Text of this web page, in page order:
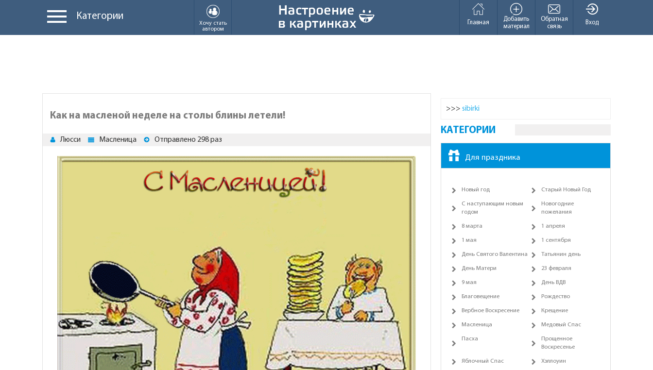
Категории
Хочу стать
автором
Вход
Обратная
связь
Добавить
материал
Главная
Как на масленой неделе на столы блины летели!
Люсси Масленица Отправлено 298 раз
>>> sibirki
КАТЕГОРИИ
Для праздника
Новый год Старый Новый Год
С наступающим новым
годом
Новогодние
пожелания
8 марта 1 апреля
1 мая 1 сентября
День Святого Валентина Татьянин день
День Матери 23 февраля
9 мая День ВДВ
Благовещение Рождество
Вербное Воскресение Крещение
Масленица Медовый Спас
Пасха
Прощенное
Воскресенье
Яблочный Спас Хэллоуин